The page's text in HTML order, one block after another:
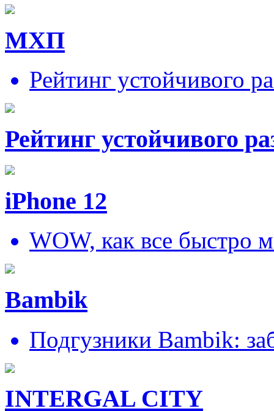
МХП
Рейтинг устойчивого
Рейтинг устойчивого
iPhone 12
WOW, как все быстро
Bambik
Подгузники Bambik:
INTERGAL CITY